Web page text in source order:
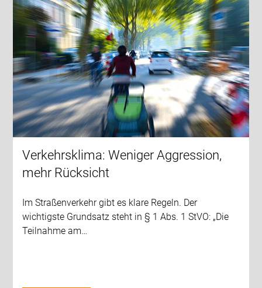
Verkehrsklima: Weniger Aggression,
mehr Rücksicht
Im Straßenverkehr gibt es klare Regeln. Der
wichtigste Grundsatz steht in § 1 Abs. 1 StVO: „Die
Teilnahme am…